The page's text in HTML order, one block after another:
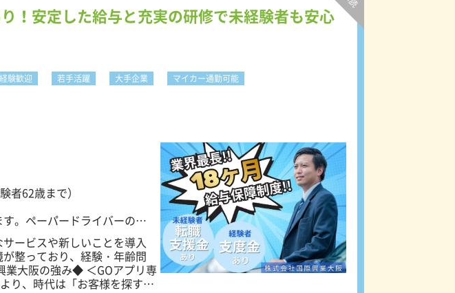
るのが当グループの方針。
の接客に活かして欲しいと
にて約1週間でスピード取得
が働き続けることのできる
目ポイント5＞
名（2024年7月現在）となり
できます！ ◆提携の教習所
車事故対策機構での初任者
ー（外部研修施設）での接
輩のサポートを受けなが
のノウハウが詰まったマニ
秘書検定、サービス待遇検
取得支援制度もご用意して
修施設OTECは大阪府職業
て新人研修や接客トレーニ
タートしていただく事がで
！安定した給与と充実の研修で未経験者も安心
験歓迎 若手活躍 大手企業 マイカー通勤可能
者62歳まで）
。ペーパードライバーの方
ービスや新しいことを導入
整っており、経験・年齢問
り、時代は「お客様を探す」